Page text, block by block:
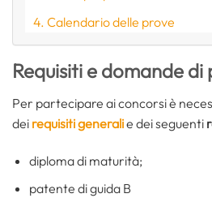
Calendario delle prove
Requisiti e domande
Per partecipare ai concorsi è
dei requisiti generalie dei seguenti
diploma di maturità;
patente di guida B